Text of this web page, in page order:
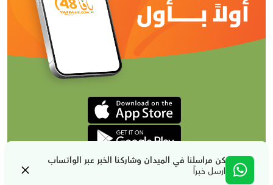
كن مراسلنا في الميدان وشاركنا الخبر عبر الواتساب
ارسل خبراً